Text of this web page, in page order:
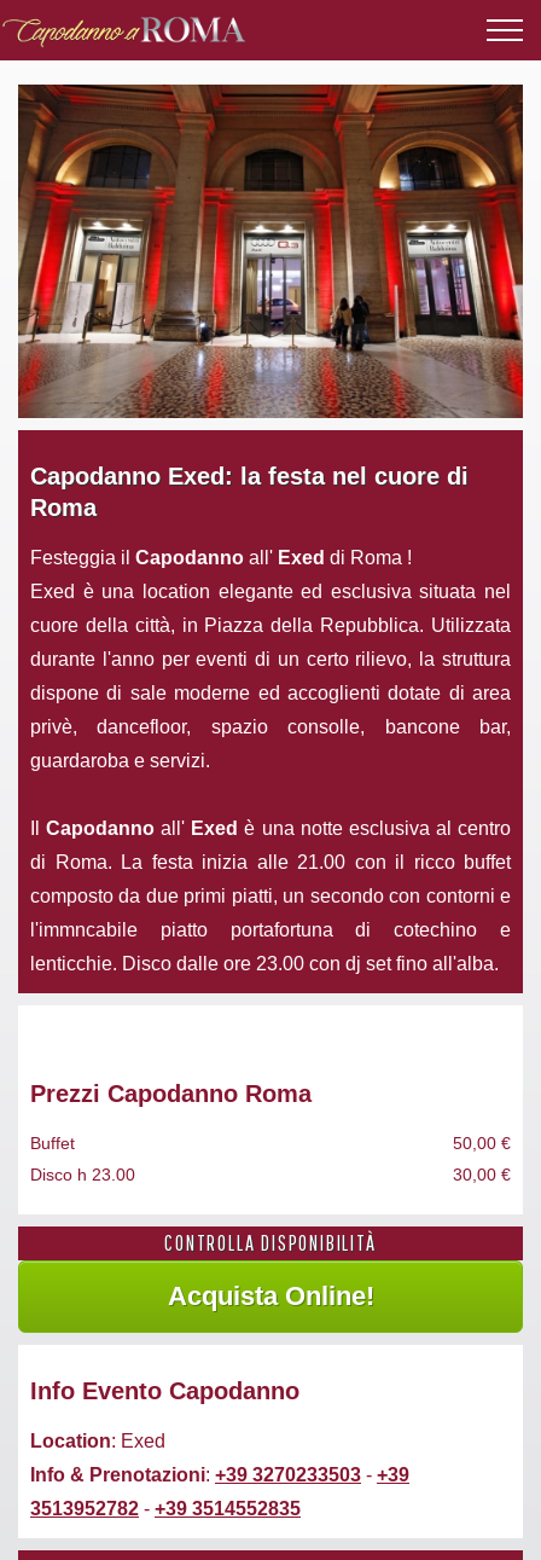
Capodanno Exed: la festa nel cuore di
Roma
Festeggia il Capodanno all' Exed di Roma !
Exed è una location elegante ed esclusiva situata nel
cuore della città, in Piazza della Repubblica. Utilizzata
durante l'anno per eventi di un certo rilievo, la struttura
dispone di sale moderne ed accoglienti dotate di area
privè, dancefloor, spazio consolle, bancone bar,
guardaroba e servizi.
IlCapodanno all' Exed è una notte esclusiva al centro
di Roma. La festa inizia alle 21.00 con il ricco buffet
composto da due primi piatti, un secondo con contorni e
l'immncabile piatto portafortuna di cotechino e
lenticchie. Disco dalle ore 23.00 con dj set fino all'alba.
Prezzi Capodanno Roma
Buffet
50,00 €
Disco h 23.00
30,00 €
CONTROLLA DISPONIBILITÀ
Info Evento Capodanno
Location: Exed
Info & Prenotazioni: +39 3270233503 - +39
3513952782 - +39 3514552835